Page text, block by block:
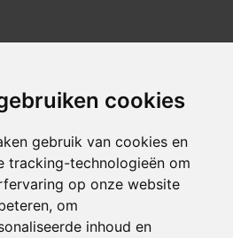
cookies
gebruik van cookies en
tracking-technologieën om
op onze website
om
inhoud en